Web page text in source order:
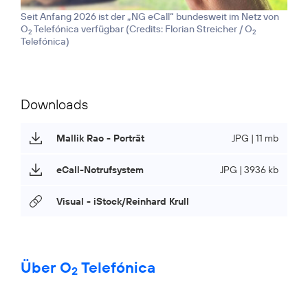
Seit Anfang 2026 ist der „NG eCall“ bundesweit im Netz von
O2 Telefónica verfügbar (Credits: Florian Streicher / O2
Telefónica)
Downloads
Mallik Rao - Porträt JPG | 11 mb
eCall-Notrufsystem JPG | 3936 kb
Visual - iStock/Reinhard Krull
Über O2 Telefónica